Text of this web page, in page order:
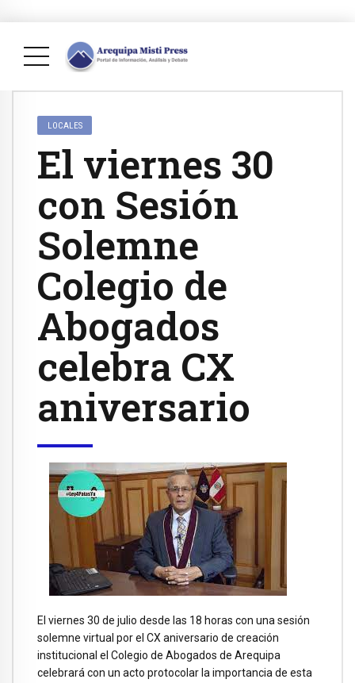
LOCALES
El viernes 30
con Sesión
Solemne
Colegio de
Abogados
celebra CX
aniversario
El viernes 30 de julio desde las 18 horas con una sesión
solemne virtual por el CX aniversario de creación
institucional el Colegio de Abogados de Arequipa
celebrará con un acto protocolar la importancia de esta